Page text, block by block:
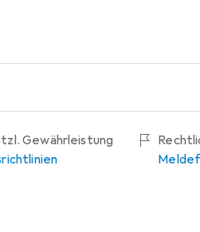
Gewährleistung